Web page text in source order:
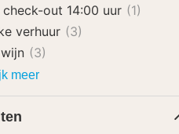
check-out 14:00 uur (1)
verhuur (3)
(3)
meerHotel